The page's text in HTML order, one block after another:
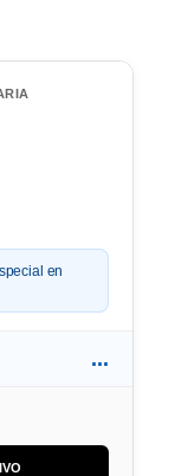
en
...